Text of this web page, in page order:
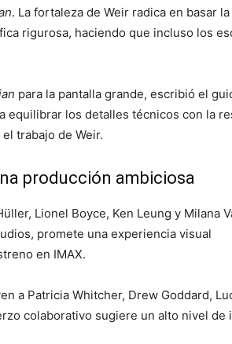
. La fortaleza de Weir radica en basar
rigurosa, haciendo que incluso los
para la pantalla grande, escribió el
equilibrar los detalles técnicos con la
trabajo de Weir.
producción ambiciosa
Lionel Boyce, Ken Leung y Milana
promete una experiencia visual
en IMAX.
a Patricia Whitcher, Drew Goddard,
colaborativo sugiere un alto nivel de